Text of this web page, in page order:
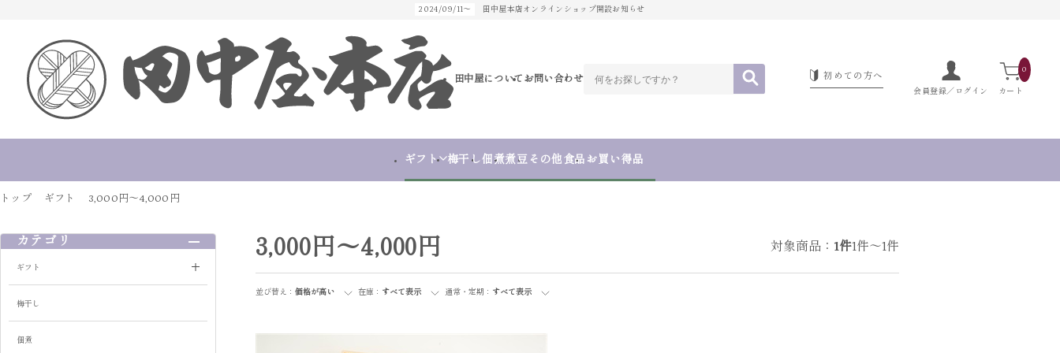
2024/09/11～ 田中屋本店オンラインショップ開設お知らせ
田中屋について お問い合わせ 初めての方へ
会員登録／ログイン カート
0
ギフト 梅干し佃煮煮豆 その他食品 お買い得品
トップ ギフト 3,000円～4,000円
カテゴリ
ギフト
梅干し
佃煮
3,000円～4,000円 対象商品： 1件1件～1件
並び替え： 価格が高い 在庫： すべて表示 通常・定期： すべて表示